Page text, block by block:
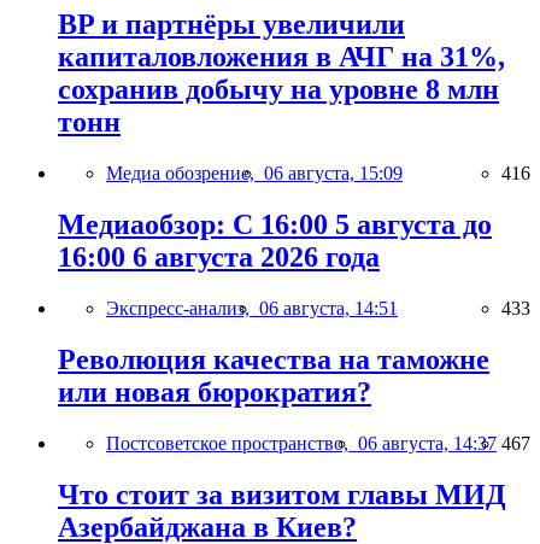
BP и партнёры увеличили
капиталовложения в АЧГ на 31%,
сохранив добычу на уровне 8 млн
тонн
Медиа обозрение, 06 августа, 15:09 416
Медиаобзор: С 16:00 5 августа до
16:00 6 августа 2026 года
Экспресс-анализ, 06 августа, 14:51 433
Революция качества на таможне
или новая бюрократия?
Постсоветское пространство, 06 августа, 14:37 467
Что стоит за визитом главы МИД
Азербайджана в Киев?